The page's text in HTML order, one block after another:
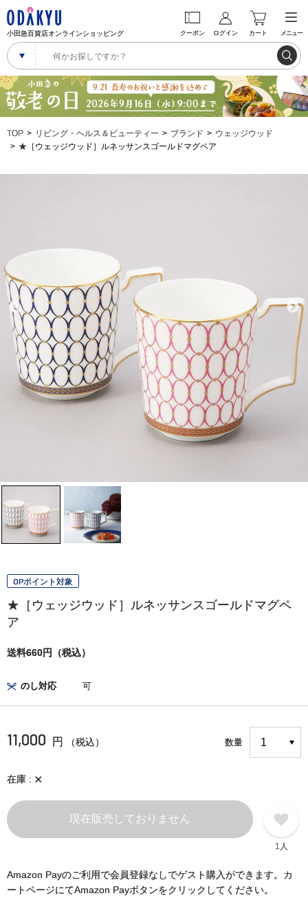
小田急百貨店オンラインショッピング クーポン ログイン カート メニュー
TOP リビング・ヘルス＆ビューティー ブランド
ウェッジウッド
★［ウェッジウッド］ルネッサンスゴールドマグペア
OPポイント対象
★［ウェッジウッド］ルネッサンスゴールドマグペ
ア
送料660円（税込）
のし対応 可
11,000 円 （税込） 数量
在庫 ×
現在販売しておりません
1人
Amazon Payのご利用で会員登録なしでゲスト購入ができます。カ
ートページにてAmazon Payボタンをクリックしてください。